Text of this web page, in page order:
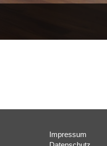
Impressum